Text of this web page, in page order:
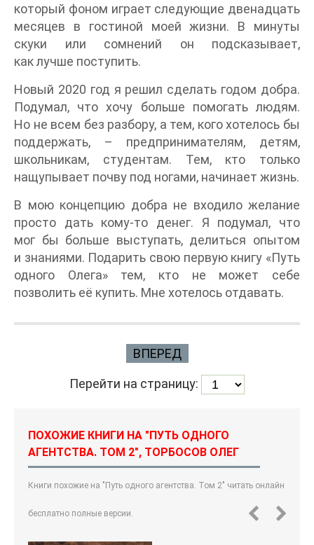
который фоном играет следующие двенадцать
месяцев в гостиной моей жизни. В минуты
скуки или сомнений он подсказывает,
как лучше поступить.
Новый 2020 год я решил сделать годом добра.
Подумал, что хочу больше помогать людям.
Но не всем без разбору, а тем, кого хотелось бы
поддержать, – предпринимателям, детям,
школьникам, студентам. Тем, кто только
нащупывает почву под ногами, начинает жизнь.
В мою концепцию добра не входило желание
просто дать кому-то денег. Я подумал, что
мог бы больше выступать, делиться опытом
и знаниями. Подарить свою первую книгу «Путь
одного Олега» тем, кто не может себе
позволить её купить. Мне хотелось отдавать.
ВПЕРЕД
Перейти на страницу:
ПОХОЖИЕ КНИГИ НА "ПУТЬ ОДНОГО
АГЕНТСТВА. ТОМ 2", ТОРБОСОВ ОЛЕГ
Книги похожие на "Путь одного агентства. Том 2" читать онлайн
бесплатно полные версии.